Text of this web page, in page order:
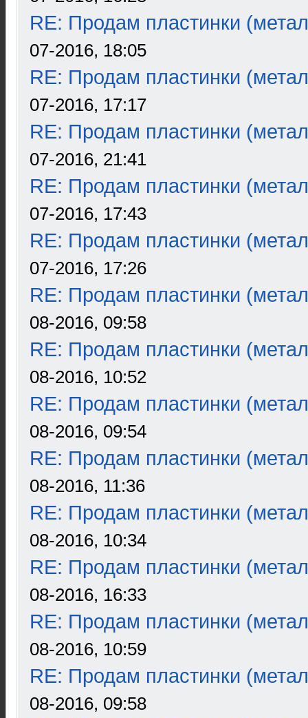
RE: Продам пластинки
07-2016, 18:05
RE: Продам пластинки
07-2016, 17:17
RE: Продам пластинки
07-2016, 21:41
RE: Продам пластинки
07-2016, 17:43
RE: Продам пластинки
07-2016, 17:26
RE: Продам пластинки
08-2016, 09:58
RE: Продам пластинки
08-2016, 10:52
RE: Продам пластинки
08-2016, 09:54
RE: Продам пластинки
08-2016, 11:36
RE: Продам пластинки
08-2016, 10:34
RE: Продам пластинки
08-2016, 16:33
RE: Продам пластинки
08-2016, 10:59
RE: Продам пластинки
08-2016, 09:58